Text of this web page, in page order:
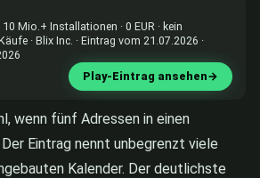
Mio.+ Installationen · 0 EUR · kein
· Blix Inc. · Eintrag vom 21.07.2026 ·
Play-Eintrag ansehen→
wenn fünf Adressen in einen
Eintrag nennt unbegrenzt viele
Kalender. Der deutlichste